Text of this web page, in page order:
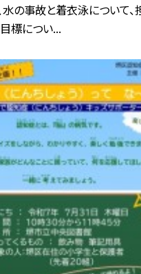
水の事故と着衣泳について
標につい...